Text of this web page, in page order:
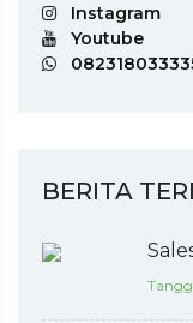
Instagram
Youtube
BERITA